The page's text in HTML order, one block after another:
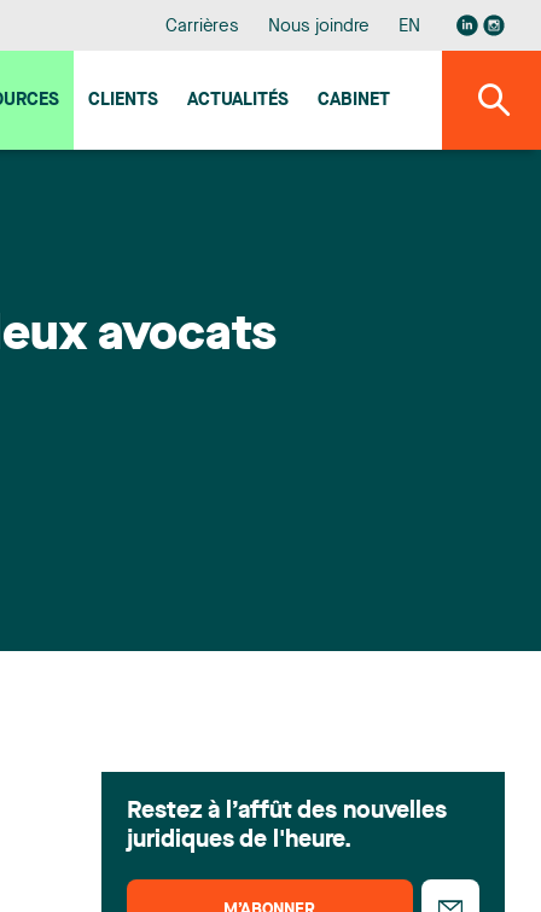
Carrières Nous joindre EN
CLIENTS ACTUALITÉS CABINET
avocats
Restez à l’affût des nouvelles
juridiques de l'heure.